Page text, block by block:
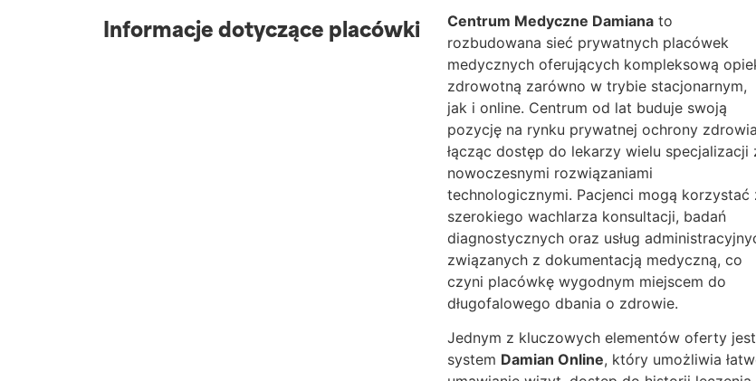
Informacje dotyczące placówki Centrum Medyczne Damiana to
rozbudowana sieć prywatnych placówek
medycznych oferujących kompleksową
zdrowotną zarówno w trybie stacjonarnym,
jak i online. Centrum od lat buduje swoją
pozycję na rynku prywatnej ochrony
łącząc dostęp do lekarzy wielu specjalizacji
nowoczesnymi rozwiązaniami
technologicznymi. Pacjenci mogą korzystać
szerokiego wachlarza konsultacji, badań
diagnostycznych oraz usług
związanych z dokumentacją medyczną, co
czyni placówkę wygodnym miejscem do
długofalowego dbania o zdrowie.
Jednym z kluczowych elementów oferty jest
system Damian Online, który umożliwia